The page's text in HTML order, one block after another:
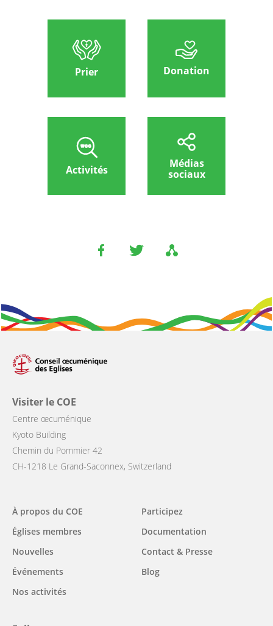
Prier Donation
Activités
Médias
sociaux
Visiter le COE
Centre œcuménique
Kyoto Building
Chemin du Pommier 42
CH-1218 Le Grand-Saconnex, Switzerland
Main
navigation
À propos du COE
Églises membres
Nouvelles
Événements
Nos activités
Participez
Documentation
Contact & Presse
Blog